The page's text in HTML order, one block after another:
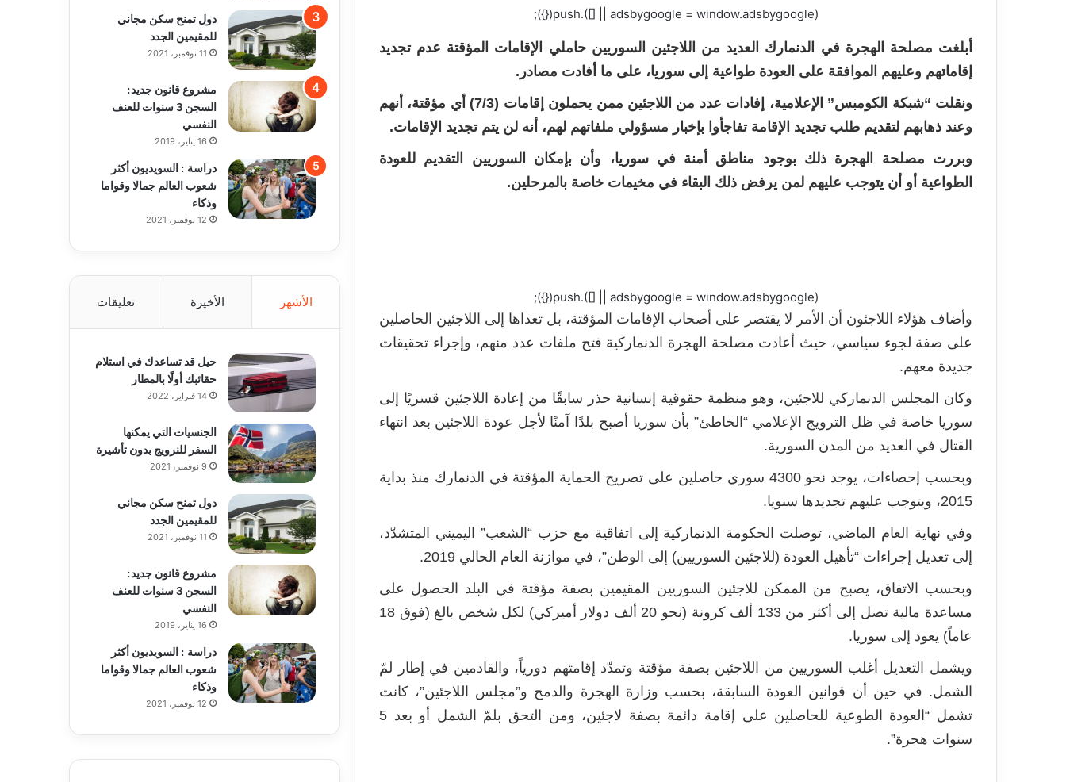
(adsbygoogle = window.adsbygoogle || []).push({});
أبلغت مصلحة الهجرة في الدنمارك العديد من اللاجئين السوريين حاملي الإقامات المؤقتة عدم تجديد
إقاماتهم وعليهم الموافقة على العودة طواعية إلى سوريا، على ما أفادت مصادر.
ونقلت “شبكة الكومبس” الإعلامية، إفادات عدد من اللاجئين ممن يحملون إقامات (7/3) أي مؤقتة، أنهم
وعند ذهابهم لتقديم طلب تجديد الإقامة تفاجأوا بإخبار مسؤولي ملفاتهم لهم، أنه لن يتم تجديد الإقامات.
وبررت مصلحة الهجرة ذلك بوجود مناطق أمنة في سوريا، وأن بإمكان السوريين التقديم للعودة
الطواعية أو أن يتوجب عليهم لمن يرفض ذلك البقاء في مخيمات خاصة بالمرحلين.
(adsbygoogle = window.adsbygoogle || []).push({});
وأضاف هؤلاء اللاجئون أن الأمر لا يقتصر على أصحاب الإقامات المؤقتة، بل تعداها إلى اللاجئين الحاصلين
على صفة لجوء سياسي، حيث أعادت مصلحة الهجرة الدنماركية فتح ملفات عدد منهم، وإجراء تحقيقات
جديدة معهم.
وكان المجلس الدنماركي للاجئين، وهو منظمة حقوقية إنسانية حذر سابقًا من إعادة اللاجئين قسريًا إلى
سوريا خاصة في ظل الترويج الإعلامي “الخاطئ” بأن سوريا أصبح بلدًا آمنًا لأجل عودة اللاجئين بعد انتهاء
القتال في العديد من المدن السورية.
وبحسب إحصاءات، يوجد نحو 4300 سوري حاصلين على تصريح الحماية المؤقتة في الدنمارك منذ بداية
2015، ويتوجب عليهم تجديدها سنويا.
وفي نهاية العام الماضي، توصلت الحكومة الدنماركية إلى اتفاقية مع حزب “الشعب” اليميني المتشدّد،
إلى تعديل إجراءات “تأهيل العودة (للاجئين السوريين) إلى الوطن”، في موازنة العام الحالي 2019.
وبحسب الاتفاق، يصبح من الممكن للاجئين السوريين المقيمين بصفة مؤقتة في البلد الحصول على
مساعدة مالية تصل إلى أكثر من 133 ألف كرونة (نحو 20 ألف دولار أميركي) لكل شخص بالغ (فوق 18
عاماً) يعود إلى سوريا.
ويشمل التعديل أغلب السوريين من اللاجئين بصفة مؤقتة وتمدّد إقامتهم دورياً، والقادمين في إطار لمّ
الشمل. في حين أن قوانين العودة السابقة، بحسب وزارة الهجرة والدمج و”مجلس اللاجئين”، كانت
تشمل “العودة الطوعية للحاصلين على إقامة دائمة بصفة لاجئين، ومن التحق بلمّ الشمل أو بعد 5
سنوات هجرة”.
دول تمنح سكن مجاني
للمقيمين الجدد
11 نوفمبر، 2021
مشروع قانون جديد:
السجن 3 سنوات للعنف
النفسي
16 يناير، 2019
دراسة : السويديون أكثر
شعوب العالم جمالا وقواما
وذكاء
12 نوفمبر، 2021
الأشهر الأخيرة تعليقات
حيل قد تساعدك في استلام
حقائبك أولًا بالمطار
14 فبراير، 2022
الجنسيات التي يمكنها
السفر للنرويج بدون تأشيرة
9 نوفمبر، 2021
دول تمنح سكن مجاني
للمقيمين الجدد
11 نوفمبر، 2021
مشروع قانون جديد:
السجن 3 سنوات للعنف
النفسي
16 يناير، 2019
دراسة : السويديون أكثر
شعوب العالم جمالا وقواما
وذكاء
12 نوفمبر، 2021